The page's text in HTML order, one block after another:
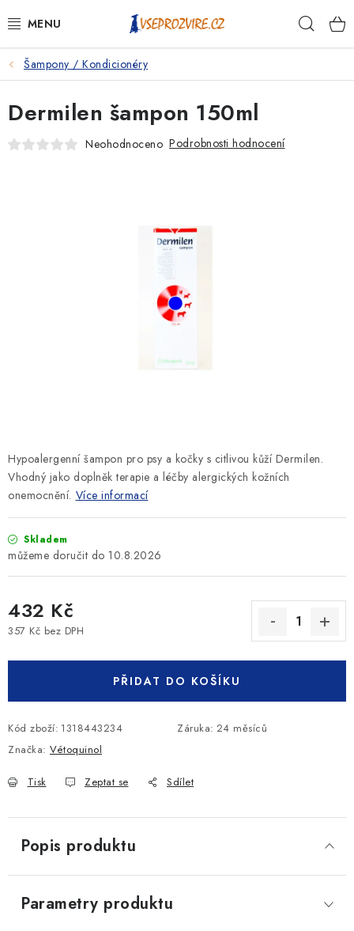
na
PSI
KOČKY
KONĚ
KRÁLÍCI/HLODAVCI/PTÁCI
Podmínky ochrany osobních údajů
Šampony / Kondicionéry
Hypoalergenní šampon pro psy a kočky s citlivou kůží Dermilen.
Vhodný jako doplněk terapie a léčby alergických kožních
onemocnění. Více informací
Skladem
10.8.2026
432 Kč
357 Kč bez DPH
PŘIDAT DO KOŠÍKU
Kód zboží: 1318443234 Záruka: 24 měsíců
Značka: Vétoquinol
Tisk Zeptat se Sdílet
Dermilen šampon 150ml
Neohodnoceno Podrobnosti hodnocení
Popis produktu
Parametry produktu